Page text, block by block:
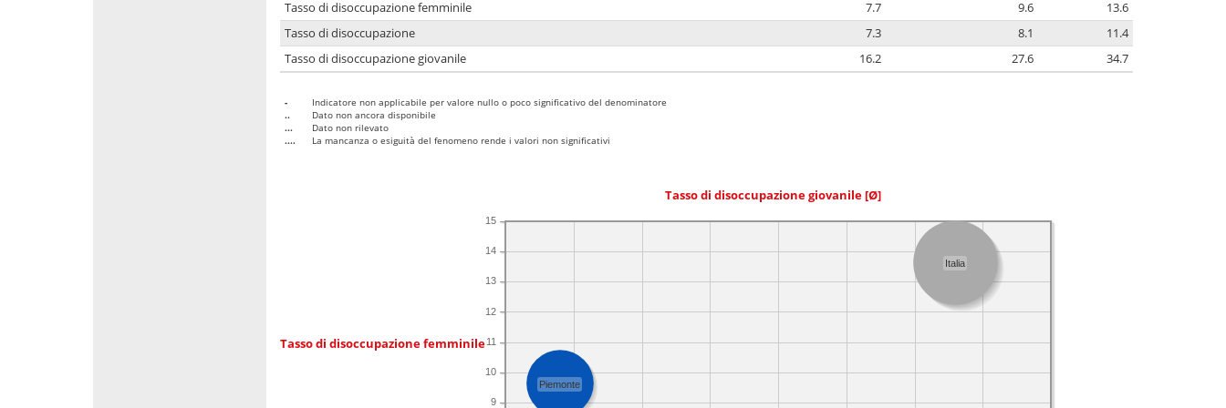
Tasso di disoccupazione femminile 7.7 9.6
13.6
Tasso di disoccupazione
7.3 8.1
11.4
Tasso di disoccupazione giovanile
16.2 27.6 34.7
-
Indicatore non applicabile per valore nullo o poco significativo del denominatore
..
Dato non ancora disponibile
...
Dato non rilevato
....
La mancanza o esiguità del fenomeno rende i valori non significativi
Tasso di disoccupazione giovanile [Ø]
Tasso di disoccupazione femminile
9
10
11
12
13
14
15
Italia
Piemonte